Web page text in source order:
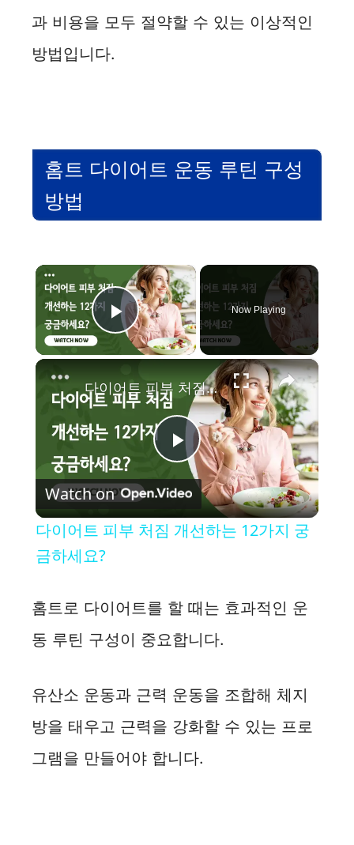
과 비용을 모두 절약할 수 있는 이상적인
방법입니다.
홈트 다이어트 운동 루틴 구성
방법
×
Play Video
Now Playing
×
P
l
y
V
i
d
다이어트 피부 처짐 개선하는 12가지 궁금하세요?
Watch on
다이어트 피부 처짐 개선하는 12가지 궁
금하세요?
홈트로 다이어트를 할 때는 효과적인 운
동 루틴 구성이 중요합니다.
유산소 운동과 근력 운동을 조합해 체지
방을 태우고 근력을 강화할 수 있는 프로
그램을 만들어야 합니다.